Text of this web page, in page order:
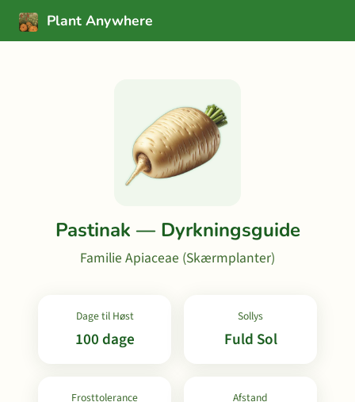
Plant Anywhere
Pastinak — Dyrkningsguide
Familie Apiaceae (Skærmplanter)
Dage til Høst
100 dage
Sollys
Fuld Sol
Frosttolerance Afstand